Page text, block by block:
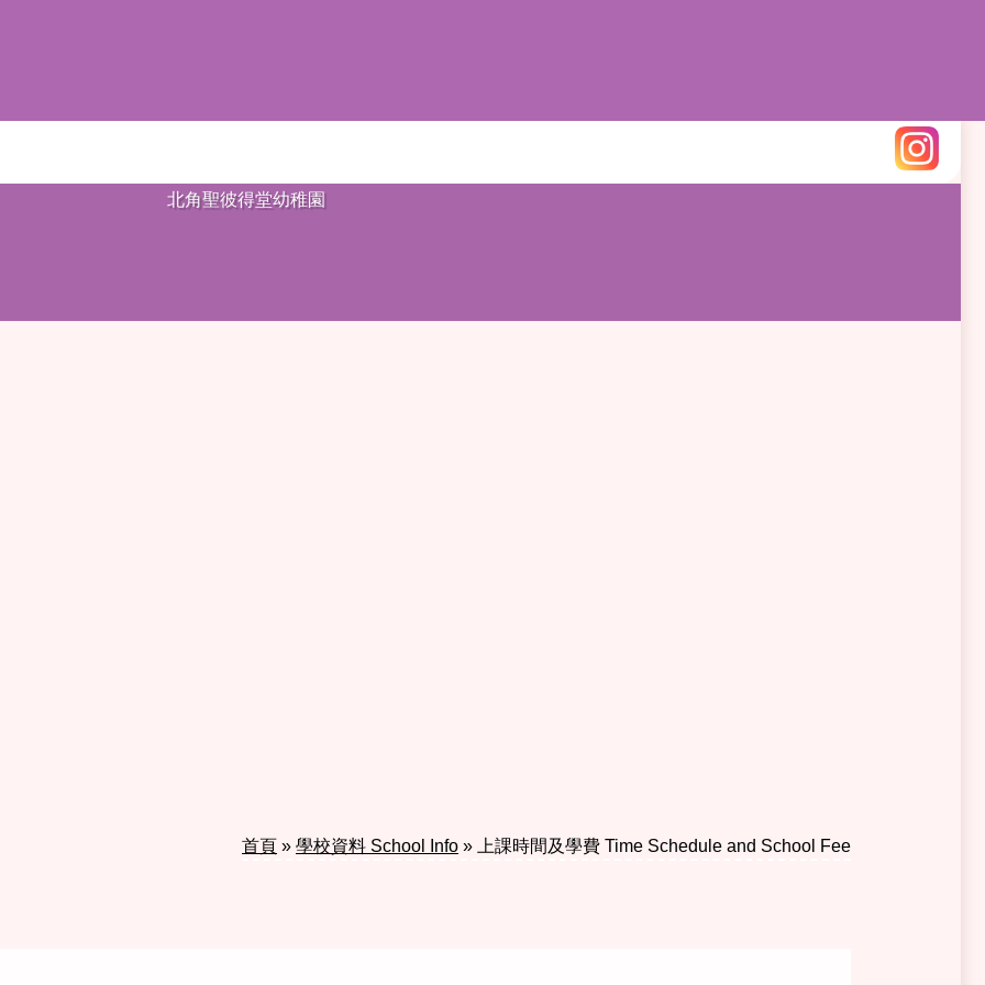
北角聖彼得堂幼稚園
首頁 » 學校資料 School Info » 上課時間及學費 Time Schedule and School Fee